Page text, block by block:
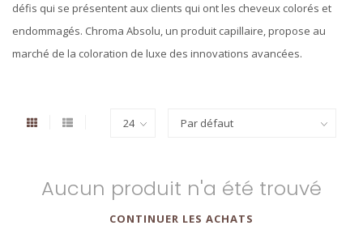
défis qui se présentent aux clients qui ont les cheveux colorés et
endommagés. Chroma Absolu, un produit capillaire, propose au
marché de la coloration de luxe des innovations avancées.
Aucun produit n'a été trouvé
CONTINUER LES ACHATS